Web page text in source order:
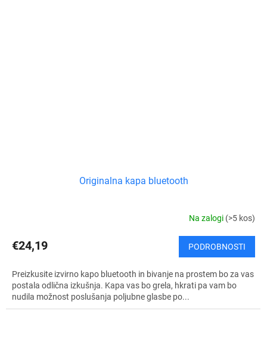
Originalna kapa bluetooth
Na zalogi (>5 kos)
€24,19 PODROBNOSTI
Preizkusite izvirno kapo bluetooth in bivanje na prostem bo za vas
postala odlična izkušnja. Kapa vas bo grela, hkrati pa vam bo
nudila možnost poslušanja poljubne glasbe po...